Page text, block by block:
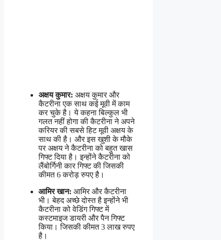
अक्षय कुमार: अक्षय कुमार और
कैटरीना एक साथ कई मूवी में काम
कर चुके है। ये कहना बिल्कुल भी
गलत नहीं होगा की कैटरीना ने अपने
करियर की सबसे हिट मूवी अक्षय के
साथ की है। और इस खुशी के मौके
पर अक्षय ने कैटरीना को बहुत खास
गिफ्ट दिया है। इन्होंने कैटरीना को
लैंबोर्गिनी कार गिफ्ट की जिसकी
कीमत 6 करोड़ रुपए है।
आमिर खान: आमिर और कैटरीना
भी। बेहद अच्छे दोस्त है इन्होंने भी
कैटरीना को वेडिंग गिफ्ट में
कस्टमाइज डायरी और पैन गिफ्ट
किया। जिसकी कीमत 3 लाख रुपए
है।